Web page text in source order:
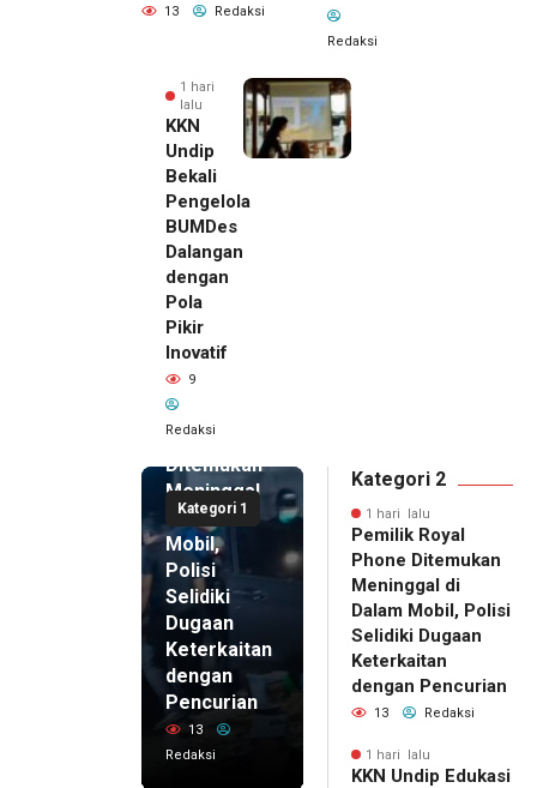
13 Redaksi
Redaksi
1 hari
lalu
KKN
Undip
Bekali
Pengelola
BUMDes
Dalangan
dengan
Pola
Pikir
Inovatif
9
Redaksi
Kategori 1
1 hari lalu
Pemilik
Royal
Phone
Ditemukan
Meninggal
di Dalam
Mobil,
Polisi
Selidiki
Dugaan
Keterkaitan
dengan
Pencurian
13
Redaksi
Kategori 2
1 hari lalu
Pemilik Royal
Phone Ditemukan
Meninggal di
Dalam Mobil, Polisi
Selidiki Dugaan
Keterkaitan
dengan Pencurian
13 Redaksi
1 hari lalu
KKN Undip Edukasi